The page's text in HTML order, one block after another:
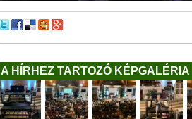
A HÍRHEZ TARTOZÓ KÉPGALÉRIA